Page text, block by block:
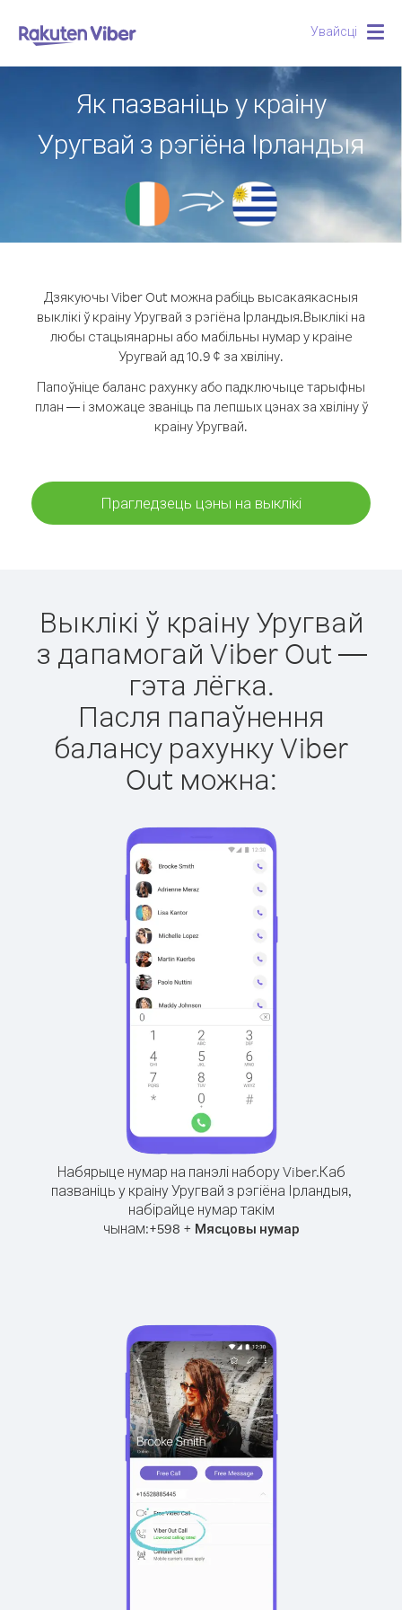
Увайсці
Як пазваніць у краіну
Уругвай з рэгіёна Ірландыя
Дзякуючы Viber Out можна рабіць высакаякасныя
выклікі ў краіну Уругвай з рэгіёна Ірландыя.Выклікі на
любы стацыянарны або мабільны нумар у краіне
Уругвай ад 10.9 ¢ за хвіліну.
Папоўніце баланс рахунку або падключыце тарыфны
план — і зможаце званіць па лепшых цэнах за хвіліну ў
краіну Уругвай.
Прагледзець цэны на выклікі
Выклікі ў краіну Уругвай
з дапамогай Viber Out —
гэта лёгка.
Пасля папаўнення
балансу рахунку Viber
Out можна:
Набярыце нумар на панэлі набору Viber.Каб
пазваніць у краіну Уругвай з рэгіёна Ірландыя,
набірайце нумар такім
чынам:+598 + Мясцовы нумар